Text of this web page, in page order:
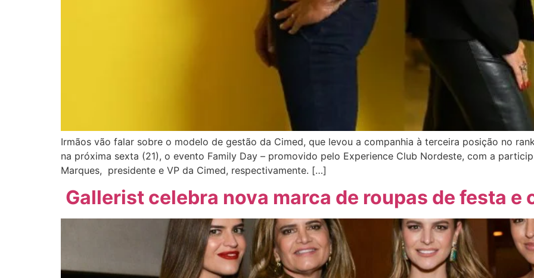
Irmãos vão falar sobre o modelo de gestão da Cimed, que levou a companhia à terceira posição no
na próxima sexta (21), o evento Family Day – promovido pelo Experience Club Nordeste, com a
Marques, presidente e VP da Cimed, respectivamente. […]
Gallerist celebra nova marca de roupas de festa e